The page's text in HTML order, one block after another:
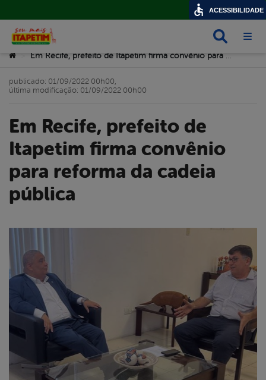
Você está aqui: Em Recife, prefeito de Itapetim firma convênio para reforma da cadeia pública
Em Recife, prefeito de
Itapetim firma convênio
para reforma da cadeia
pública
publicado: 01/09/2022 00h00,
última modificação: 01/09/2022 00h00
ACESSIBILIDADE